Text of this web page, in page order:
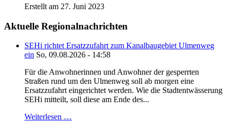
Erstellt am 27. Juni 2023
Aktuelle Regionalnachrichten
SEHi richtet Ersatzzufahrt zum Kanalbaugebiet Ulmenweg
ein So, 09.08.2026 - 14:58
Für die Anwohnerinnen und Anwohner der gesperrten
Straßen rund um den Ulmenweg soll ab morgen eine
Ersatzzufahrt eingerichtet werden. Wie die Stadtentwässerung
SEHi mitteilt, soll diese am Ende des...
Weiterlesen …